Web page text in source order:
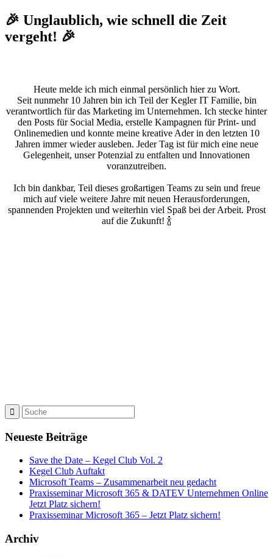
🎉 Unglaublich, wie schnell die Zeit
vergeht! 🎉
Heute melde ich mich einmal persönlich hier zu Wort.
Seit nunmehr 10 Jahren bin ich Teil der Kegler IT Familie, bin
verantwortlich für das Marketing im Unternehmen. Ich stecke hinter
den Posts für Social Media, erstelle Kampagnen für Print- und
Onlinemedien und konnte meine kreative Ader in den letzten 10
Jahren immer wieder ausleben. Jeder Tag ist für mich eine neue
Gelegenheit, unser Potenzial zu entfalten und Innovationen
voranzutreiben.
Ich bin dankbar, Teil dieses großartigen Teams zu sein und freue
mich auf viele weitere Jahre mit neuen Herausforderungen,
spannenden Projekten und weiterhin viel Spaß bei der Arbeit. Prost
auf die Zukunft! 🍾
Neueste Beiträge
Save the Date – Kegel Club Vol. 2
Kegel Club Auftakt
Microsoft Teams – Zusammenarbeit neu gedacht
Praxisseminar Microsoft 365 & DATEV Unternehmen Online
Jetzt Platz sichern!
Praxisseminar Microsoft 365 – Jetzt Platz sichern!
Archiv